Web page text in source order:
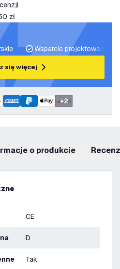
zł
Wsparcie projektowe i
się więcej
+2
o produkcie
CE
D
Tak